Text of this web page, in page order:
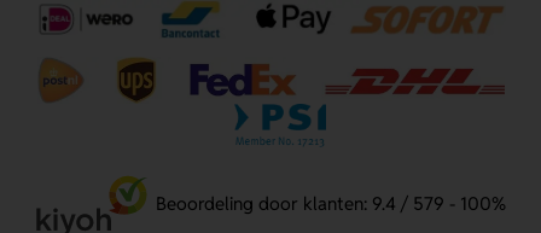
Beoordeling door klanten: 9.4 / 579 - 100%